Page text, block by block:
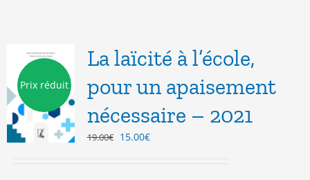
Prix réduit
La laïcité à l’école,
pour un apaisement
nécessaire – 2021
19.00€ Le
15.00€Le